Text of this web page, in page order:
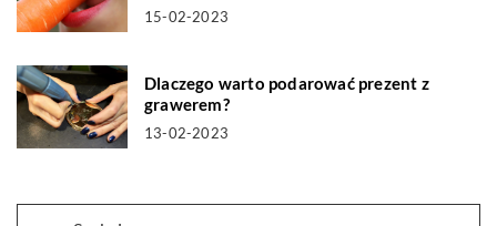
15-02-2023
Dlaczego warto podarować prezent z
grawerem?
13-02-2023